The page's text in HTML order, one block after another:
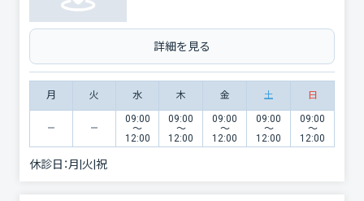
詳細を見る
月 火 水 木 金 土 日
09:00
〜
12:00
09:00
〜
12:00
09:00
〜
12:00
09:00
〜
12:00
09:00
〜
12:00
休診日：月|火|祝